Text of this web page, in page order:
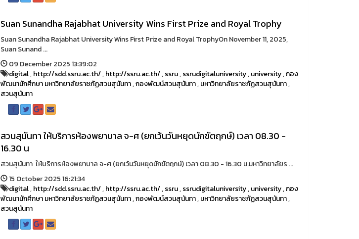
Suan Sunandha Rajabhat University Wins First Prize and Royal Trophy
Suan Sunandha Rajabhat University Wins First Prize and Royal TrophyOn November 11, 2025,
Suan Sunand ...
09 December 2025 13:39:02
digital,http://sdd.ssru.ac.th/,http://ssru.ac.th/,ssru,ssrudigitaluniversity,university,กอง
พัฒนานักศึกษา มหาวิทยาลัยราชภัฏสวนสุนันทา,กองพัฒน์สวนสุนันทา,มหาวิทยาลัยราชภัฏสวนสุนันทา,
สวนสุนันทา
สวนสุนันทา ให้บริการห้องพยาบาล จ-ศ (ยกเว้นวันหยุดนักขัตฤกษ์) เวลา 08.30 -
16.30 น
สวนสุนันทา ให้บริการห้องพยาบาล จ-ศ (ยกเว้นวันหยุดนักขัตฤกษ์) เวลา 08.30 - 16.30 น.มหาวิทยาลัยร ...
15 October 2025 16:21:34
digital,http://sdd.ssru.ac.th/,http://ssru.ac.th/,ssru,ssrudigitaluniversity,university,กอง
พัฒนานักศึกษา มหาวิทยาลัยราชภัฏสวนสุนันทา,กองพัฒน์สวนสุนันทา,มหาวิทยาลัยราชภัฏสวนสุนันทา,
สวนสุนันทา